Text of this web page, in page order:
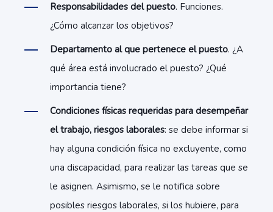
Responsabilidades del puesto. Funciones.
¿Cómo alcanzar los objetivos?
Departamento al que pertenece el puesto. ¿A
qué área está involucrado el puesto? ¿Qué
importancia tiene?
Condiciones físicas requeridas para desempeñar
el trabajo, riesgos laborales: se debe informar si
hay alguna condición física no excluyente, como
una discapacidad, para realizar las tareas que se
le asignen. Asimismo, se le notifica sobre
posibles riesgos laborales, si los hubiere, para